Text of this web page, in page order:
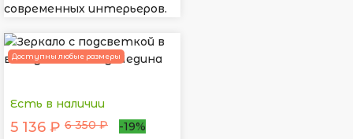
современных интерьеров.
Доступны любые размеры
Есть в наличии
5 136 ₽ 6 350 ₽
-19%